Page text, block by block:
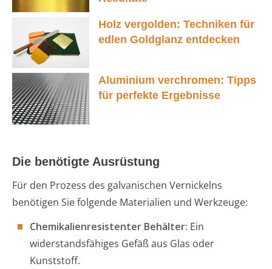
Holz vergolden: Techniken für
edlen Goldglanz entdecken
Aluminium verchromen: Tipps
für perfekte Ergebnisse
Die benötigte Ausrüstung
Für den Prozess des galvanischen Vernickelns
benötigen Sie folgende Materialien und Werkzeuge:
Chemikalienresistenter Behälter: Ein
widerstandsfähiges Gefäß aus Glas oder
Kunststoff.